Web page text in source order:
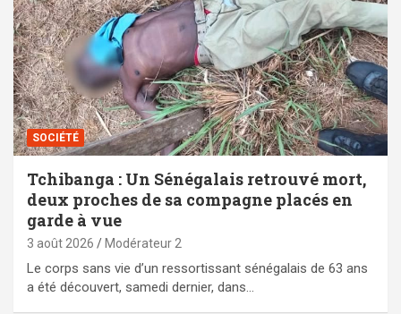
SOCIÉTÉ
Tchibanga : Un Sénégalais retrouvé mort,
deux proches de sa compagne placés en
garde à vue
3 août 2026 Modérateur 2
Le corps sans vie d’un ressortissant sénégalais de 63 ans
a été découvert, samedi dernier, dans…